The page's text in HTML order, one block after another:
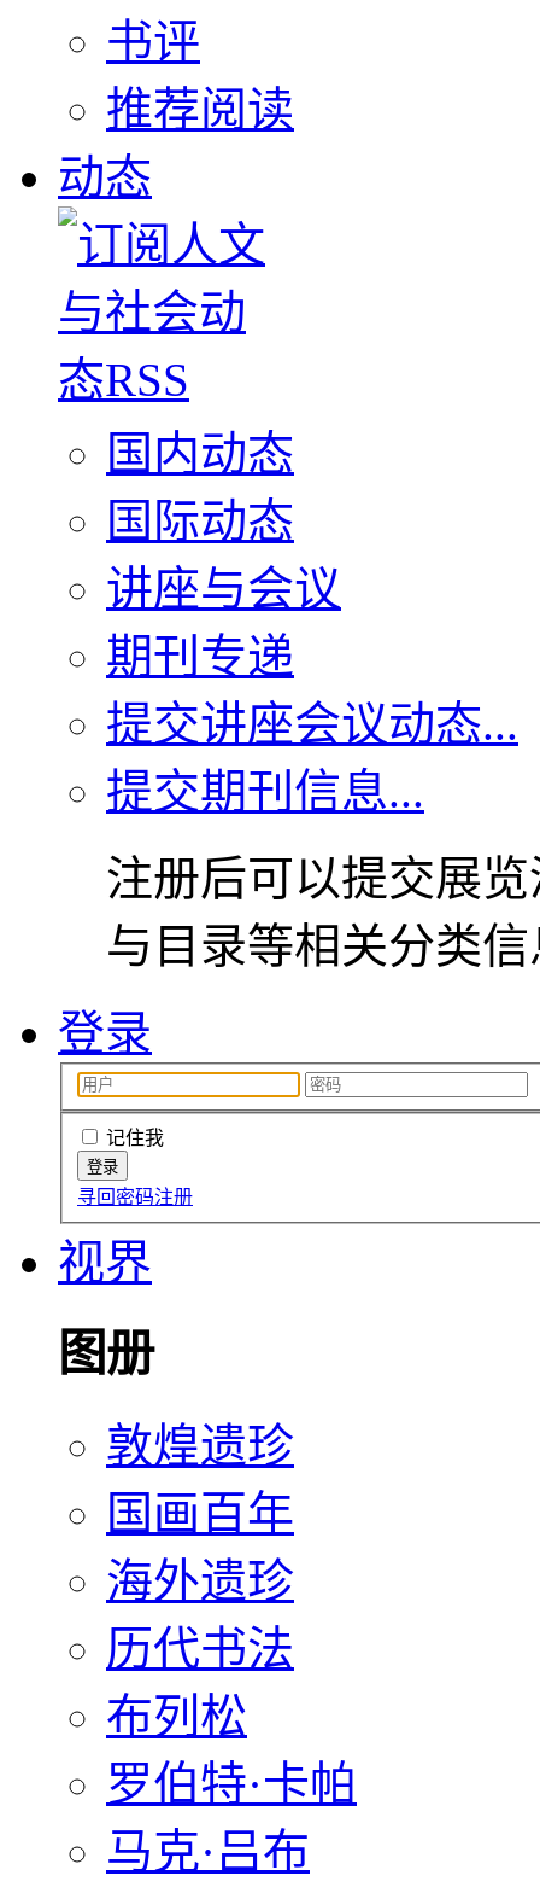
书评
推荐阅读
动态
国内动态
国际动态
讲座与会议
期刊专递
提交讲座会议动态...
提交期刊信息...
注册后可以提交展
与目录等相关分类
登录
记住我
寻回密码注册
视界
图册
敦煌遗珍
国画百年
海外遗珍
历代书法
布列松
罗伯特·卡帕
马克·吕布